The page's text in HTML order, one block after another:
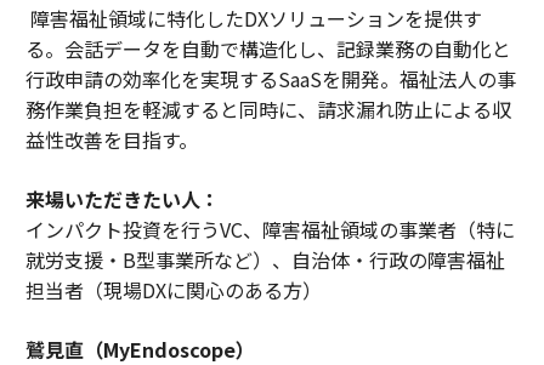
障害福祉領域に特化したDXソリューションを提供す
る。会話データを自動で構造化し、記録業務の自動化と
行政申請の効率化を実現するSaaSを開発。福祉法人の事
務作業負担を軽減すると同時に、請求漏れ防止による収
益性改善を目指す。
来場いただきたい人：
インパクト投資を行うVC、障害福祉領域の事業者（特に
就労支援・B型事業所など）、自治体・行政の障害福祉
担当者（現場DXに関心のある方）
鷲見直（MyEndoscope）